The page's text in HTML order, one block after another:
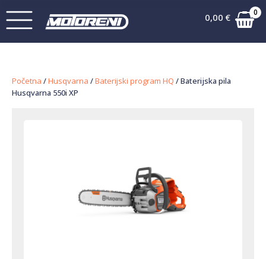
0,00 € 0
Početna /Husqvarna /Baterijski program HQ / Baterijska pila
Husqvarna 550i XP